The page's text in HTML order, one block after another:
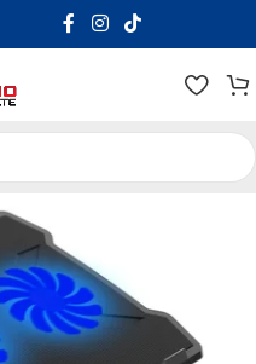
Βάσεις | Coolers Laptop